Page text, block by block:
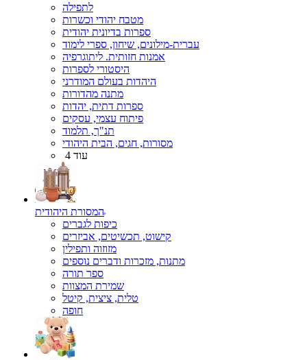
לתפילה
מטבח יהודי וכשרות
ספרות בדיונית יהודית
עברית-מילונים, שיחון, ספרי לימוד
אמנות חזותית. ליתוגרפיה
היסטורי לספרות
היהדות בעולם המודרני
מתנה מהדורות
ספרות דתית, יהדות
פיתוח עצמי, עסקים
תנ"ך, תלמוד
מסורות, חגים, הבית היהודי
עוד 4
המסורת היהודית
כיפות לגברים
קישוט, תכשיטים, אביזרים
מזוזוה ותפילין
מתנות, מזכרות ודברים נוספים
ספר תורה
שמירת המצוות
טלית, ציצית, קיטל